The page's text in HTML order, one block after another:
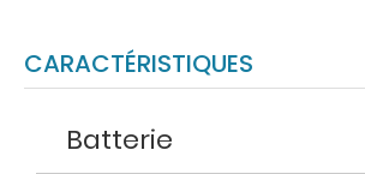
CARACTÉRISTIQUES
Batterie